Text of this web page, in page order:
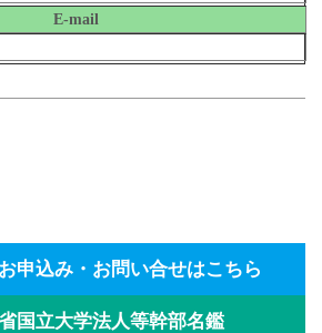
E-mail
申込み・お問い合せはこちら
国立大学法人等幹部名鑑